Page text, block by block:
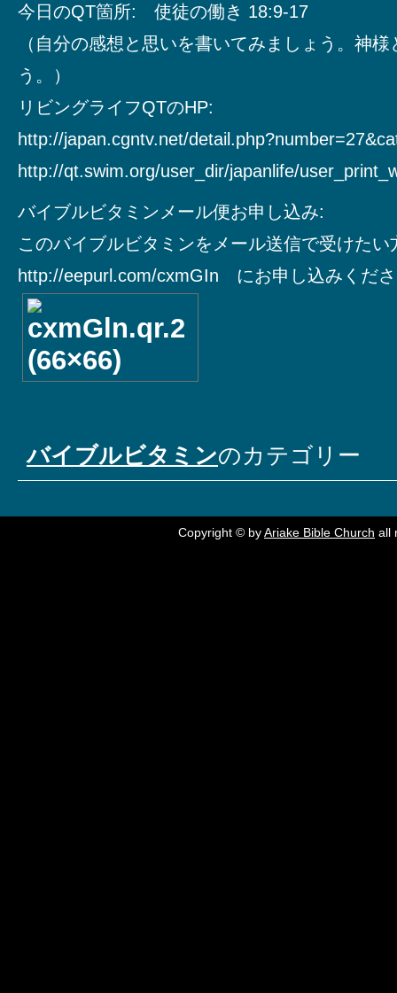
今日のQT箇所: 使徒の働き 18:9-17
（自分の感想と思いを書いてみましょう。神
う。）
リビングライフQTのHP:
http://japan.cgntv.net/
http://qt.swim.org/user_dir/japanlife/
バイブルビタミンメール便お申し込み:
このバイブルビタミンをメール送信で受けたい
http://eepurl.com/cxmGIn にお申し込みくだ
バイブルビタミンのカテゴリー
Copyright © byAriake Bible Church all